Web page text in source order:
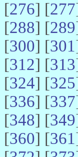
[276] [277
[288] [289
[300] [301
[312] [313
[324] [325
[336] [337
[348] [349
[360] [361